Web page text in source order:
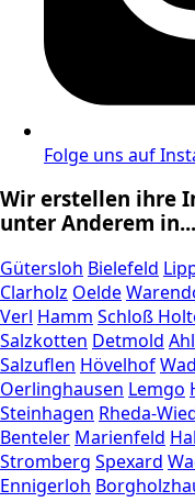
Folge uns auf
Wir erstellen ihre
unter Anderem in...
Gütersloh Bielefeld
Clarholz Oelde
Verl Hamm Schloß
Salzkotten Detmold
Salzuflen Hövelhof
Oerlinghausen Lemgo
Steinhagen Rheda-
Benteler Marienfeld
Stromberg Spexard
Ennigerloh